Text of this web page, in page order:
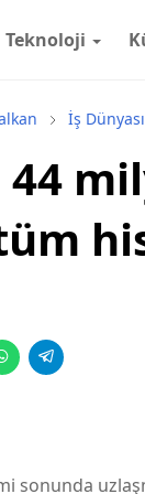
Teknoloji
İş Dünyası
44
sonunda